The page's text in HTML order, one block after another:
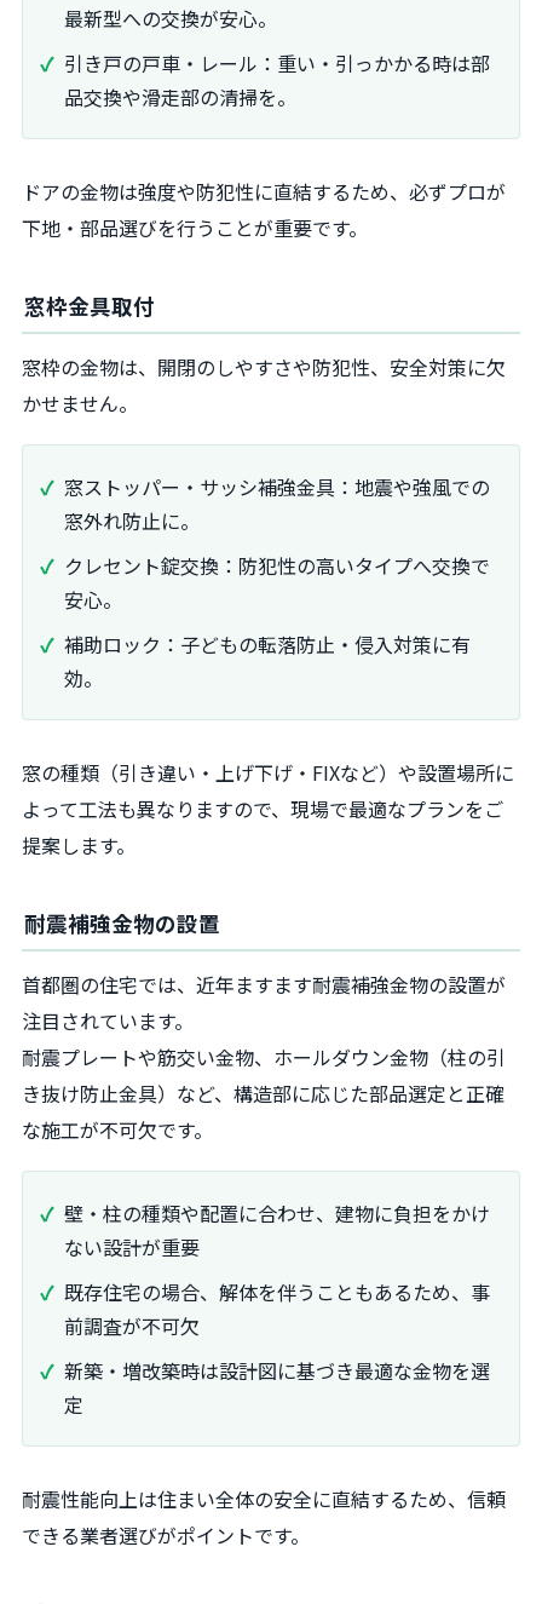
最新型への交換が安心。
引き戸の戸車・レール：重い・引っかかる時は部
品交換や滑走部の清掃を。
ドアの金物は強度や防犯性に直結するため、必ずプロが
下地・部品選びを行うことが重要です。
窓枠金具取付
窓枠の金物は、開閉のしやすさや防犯性、安全対策に欠
かせません。
窓ストッパー・サッシ補強金具：地震や強風での
窓外れ防止に。
クレセント錠交換：防犯性の高いタイプへ交換で
安心。
補助ロック：子どもの転落防止・侵入対策に有
効。
窓の種類（引き違い・上げ下げ・FIXなど）や設置場所に
よって工法も異なりますので、現場で最適なプランをご
提案します。
耐震補強金物の設置
首都圏の住宅では、近年ますます耐震補強金物の設置が
注目されています。
耐震プレートや筋交い金物、ホールダウン金物（柱の引
き抜け防止金具）など、構造部に応じた部品選定と正確
な施工が不可欠です。
壁・柱の種類や配置に合わせ、建物に負担をかけ
ない設計が重要
既存住宅の場合、解体を伴うこともあるため、事
前調査が不可欠
新築・増改築時は設計図に基づき最適な金物を選
定
耐震性能向上は住まい全体の安全に直結するため、信頼
できる業者選びがポイントです。